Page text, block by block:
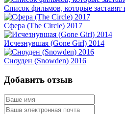
Список фильмов, которые заставят
Сфера (The Circle) 2017
Исчезнувшая (Gone Girl) 2014
Сноуден (Snowden) 2016
Добавить отзыв